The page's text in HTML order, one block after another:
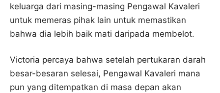
keluarga dari masing-masing Pengawal Kavaleri
untuk memeras pihak lain untuk memastikan
bahwa dia lebih baik mati daripada membelot.
Victoria percaya bahwa setelah pertukaran darah
besar-besaran selesai, Pengawal Kavaleri mana
pun yang ditempatkan di masa depan akan